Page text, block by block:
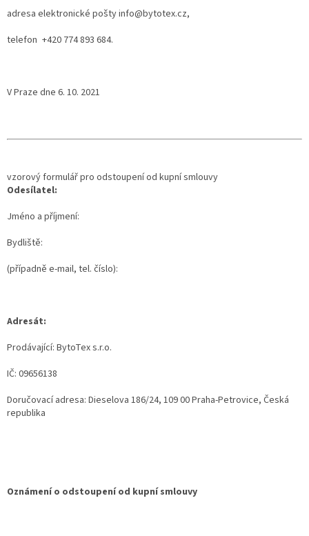
adresa elektronické pošty info@bytotex.cz,
telefon +420 774 893 684.
V Praze dne 6. 10. 2021
vzorový formulář pro odstoupení od kupní smlouvy
Odesílatel:
Jméno a příjmení:
Bydliště:
(případně e-mail, tel. číslo):
Adresát:
Prodávající: BytoTex s.r.o.
IČ: 09656138
Doručovací adresa: Dieselova 186/24, 109 00 Praha-Petrovice, Česká
republika
Oznámení o odstoupení od kupní smlouvy